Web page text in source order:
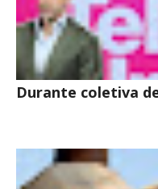
Durante coletiva